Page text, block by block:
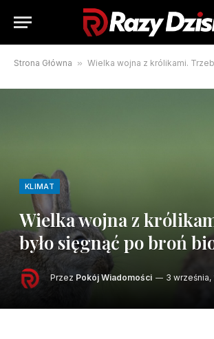
Strona Główna » Wielka wojna z królikami. Trzeba było
KLIMAT
Wielka wojna z
było sięgnąć po broń
Przez Pokój Wiadomości 3 września,